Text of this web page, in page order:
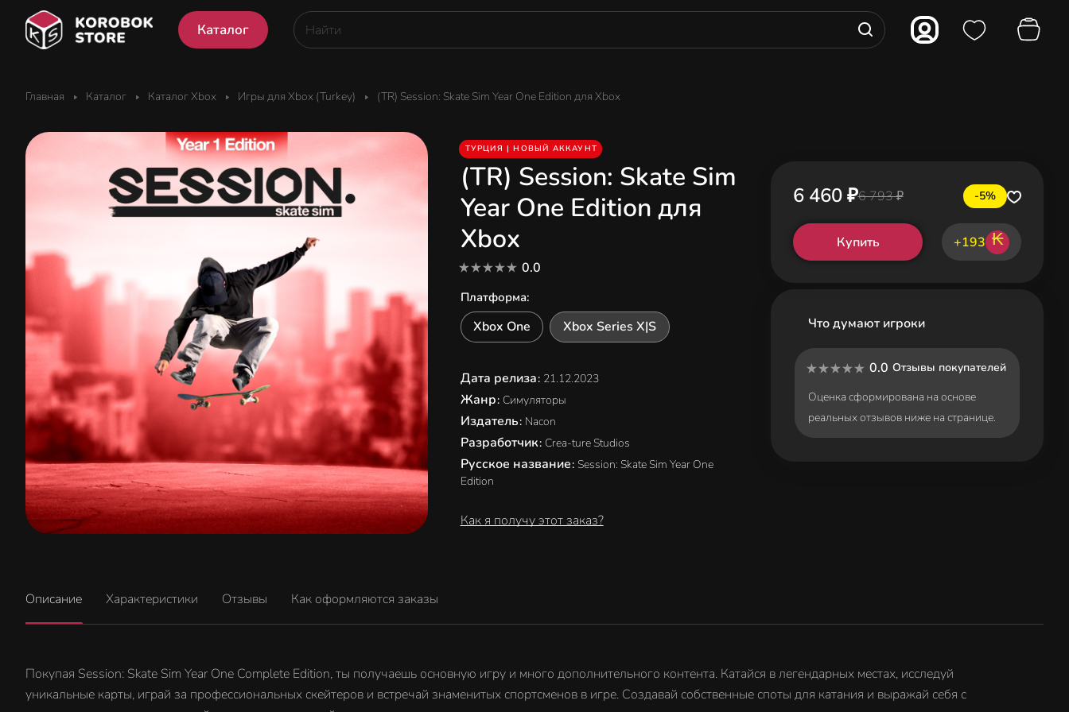
Каталог
Главная Каталог Каталог Xbox Игры для Xbox (Turkey) (TR) Session: Skate Sim Year One Edition для Xbox
ТУРЦИЯ | НОВЫЙ АККАУНТ
(TR) Session: Skate Sim
Year One Edition для
Xbox
0.0
Платформа:
Xbox One Xbox Series X|S
Дата релиза: 21.12.2023
Жанр: Симуляторы
Издатель: Nacon
Разработчик: Crea-ture Studios
Русское название: Session: Skate Sim Year One
Edition
Как я получу этот заказ?
6 460 ₽6 793 ₽ -5%
Купить +193 ₭
Что думают игроки
0.0 Отзывы покупателей
Оценка сформирована на основе
реальных отзывов ниже на странице.
Описание Характеристики Отзывы Как оформляются заказы
Покупая Session: Skate Sim Year One Complete Edition, ты получаешь основную игру и много дополнительного контента. Катайся в легендарных местах, исследуй
уникальные карты, играй за профессиональных скейтеров и встречай знаменитых спортсменов в игре. Создавай собственные споты для катания и выражай себя с